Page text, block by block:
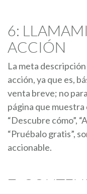
6:
ACCIÓN
La meta
acción, ya que es,
venta breve; no
página que
“Descubre cómo”,
“Pruébalo gratis”,
accionable.
7: